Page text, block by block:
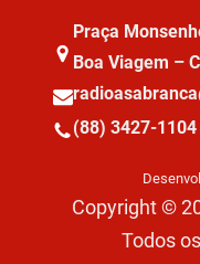
Praça
Boa Viagem –
(88) 3427-1104
Copyright ©
Todos